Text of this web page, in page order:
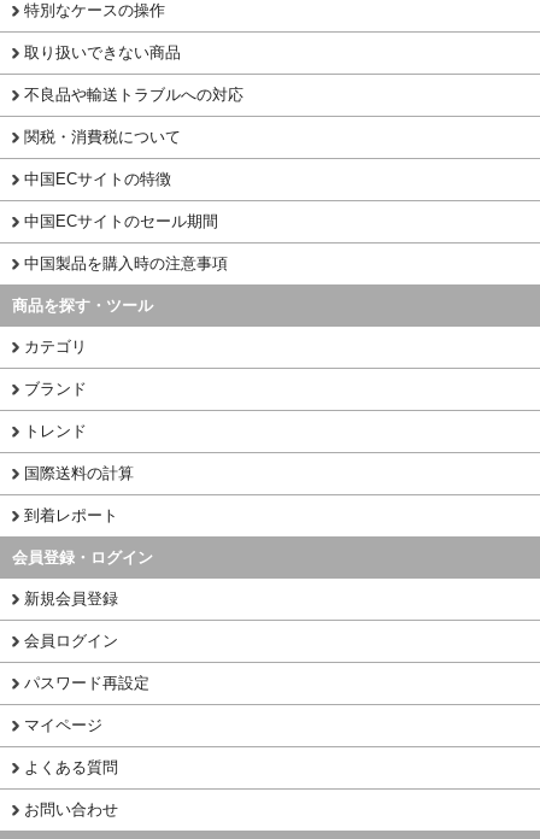
特別なケースの操作
取り扱いできない商品
不良品や輸送トラブルへの対応
関税・消費税について
中国ECサイトの特徴
中国ECサイトのセール期間
中国製品を購入時の注意事項
商品を探す・ツール
カテゴリ
ブランド
トレンド
国際送料の計算
到着レポート
会員登録・ログイン
新規会員登録
会員ログイン
パスワード再設定
マイページ
よくある質問
お問い合わせ